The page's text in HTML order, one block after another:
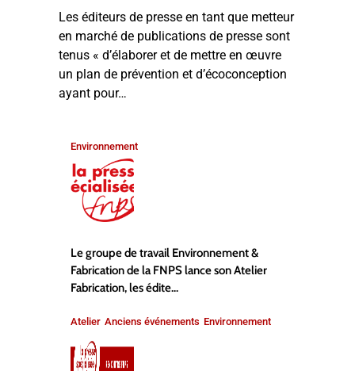
Les éditeurs de presse en tant que metteur
en marché de publications de presse sont
tenus « d’élaborer et de mettre en œuvre
un plan de prévention et d’écoconception
ayant pour…
Le groupe de travail Environnement &
Fabrication de la FNPS lance son Atelier
Fabrication, les édite...
Environnement
Atelier Anciens événements Environnement